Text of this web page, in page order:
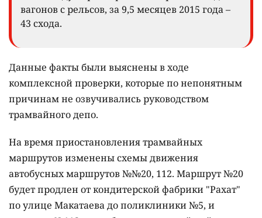
вагонов с рельсов, за 9,5 месяцев 2015 года –
43 схода.
Данные факты были выяснены в ходе
комплексной проверки, которые по непонятным
причинам не озвучивались руководством
трамвайного депо.
На время приостановления трамвайных
маршрутов изменены схемы движения
автобусных маршрутов №№20, 112. Маршрут №20
будет продлен от кондитерской фабрики "Рахат"
по улице Макатаева до поликлиники №5, и